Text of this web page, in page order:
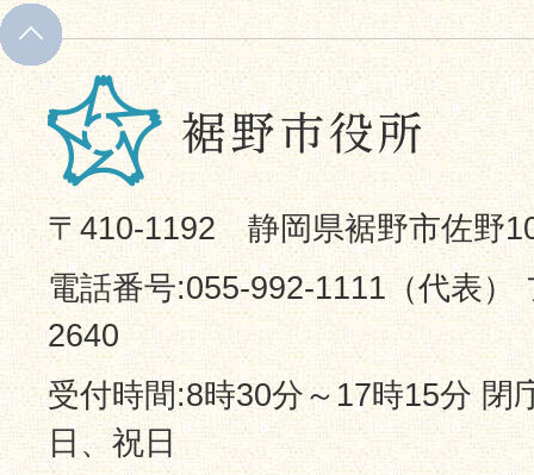
〒410-1192 静岡県裾野市佐野
電話番号:055-992-1111（代表）
2640
受付時間:8時30分～17時15分 閉
日、祝日